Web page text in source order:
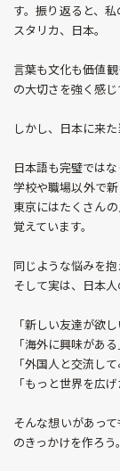
す。振り返ると、
スタリカ、日本。
言葉も文化も価値
の大切さを強く感じ
しかし、日本に来
日本語も完璧ではな
学校や職場以外で
東京にはたくさん
覚えています。
同じような悩みを抱
そして実は、日本
「新しい友達が欲し
「海外に興味がある
「外国人と交流して
「もっと世界を広げ
そんな想いがあっ
のきっかけを作ろう